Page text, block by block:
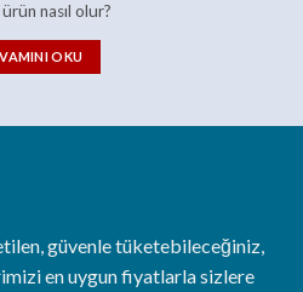
nasıl olur?
OKU
güvenle tüketebileceğiniz,
en uygun fiyatlarla sizlere